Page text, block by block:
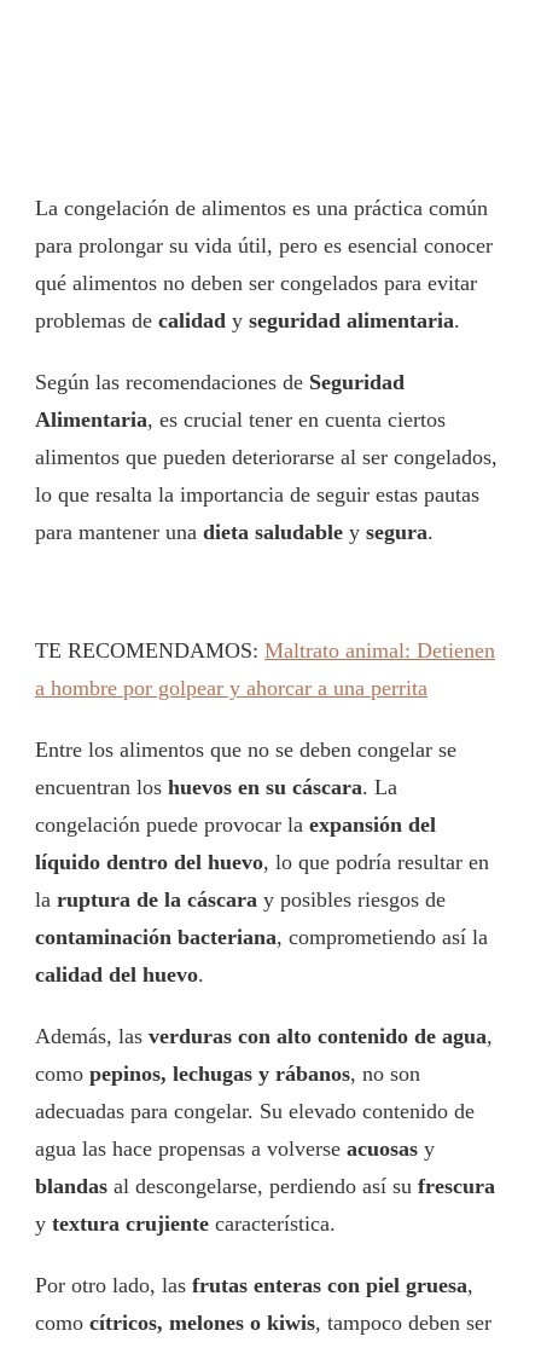
La congelación de alimentos es una práctica común
para prolongar su vida útil, pero es esencial conocer
qué alimentos no deben ser congelados para evitar
problemas de calidad y seguridad alimentaria.
Según las recomendaciones de Seguridad
Alimentaria, es crucial tener en cuenta ciertos
alimentos que pueden deteriorarse al ser congelados,
lo que resalta la importancia de seguir estas pautas
para mantener una dieta saludable y segura.
TE RECOMENDAMOS: Maltrato animal: Detienen
a hombre por golpear y ahorcar a una perrita
Entre los alimentos que no se deben congelar se
encuentran los huevos en su cáscara. La
congelación puede provocar la expansión del
líquido dentro del huevo, lo que podría resultar en
la ruptura de la cáscara y posibles riesgos de
contaminación bacteriana, comprometiendo así la
calidad del huevo.
Además, las verduras con alto contenido de agua,
como pepinos, lechugas y rábanos, no son
adecuadas para congelar. Su elevado contenido de
agua las hace propensas a volverse acuosas y
blandas al descongelarse, perdiendo así su frescura
y textura crujiente característica.
Por otro lado, las frutas enteras con piel gruesa,
como cítricos, melones o kiwis, tampoco deben ser